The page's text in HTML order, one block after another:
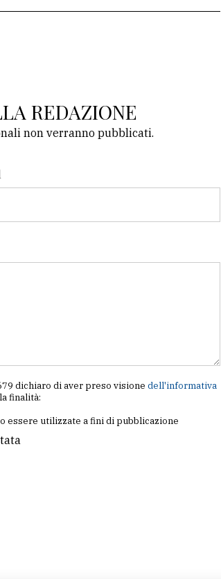
REDAZIONE
non verranno pubblicati.
dichiaro di aver preso visione dell'informativa
finalità:
essere utilizzate a fini di pubblicazione